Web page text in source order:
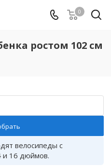
0
ростом 102 см
велосипеды с
и 16 дюймов.